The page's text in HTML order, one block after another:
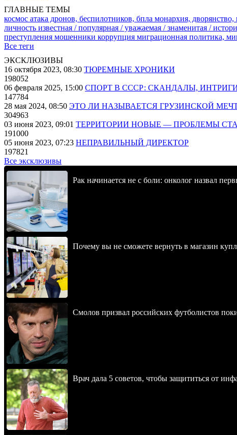
ГЛАВНЫЕ ТЕМЫ
космос атака дронов, беспилотников, бпла монархия, дворянство,
личность известная / популярная / уважаемая / знаменитая /
преступления мошенники коррупция миграционная политика,
Все теги
ЭКСКЛЮЗИВЫ
16 октября 2023, 08:30 ТЮРЕМНЫЕ ХРОНИКИ
198052
06 февраля 2025, 15:00 СПОРТ В СССР: СКАНДАЛЫ,
147784
28 мая 2024, 08:50 ЭТО ЛИ НАЗЫВАЕТСЯ ГРУЗИНСКОЙ
304963
03 июня 2023, 09:01 ТЕРРИТОРИИ НОВЫЕ — ПРОБЛЕМЫ
191000
05 июня 2023, 07:23 НЕПРАВИЛЬНЫЙ ДИРЕКТОР
197821
Все эксклюзивы
Рак начинается не с боли: онколог назвал
Почему вы не сможете вернуть в магазин
Смолов призвал российских футболистов
Врач дала 5 советов, чтобы защититься от